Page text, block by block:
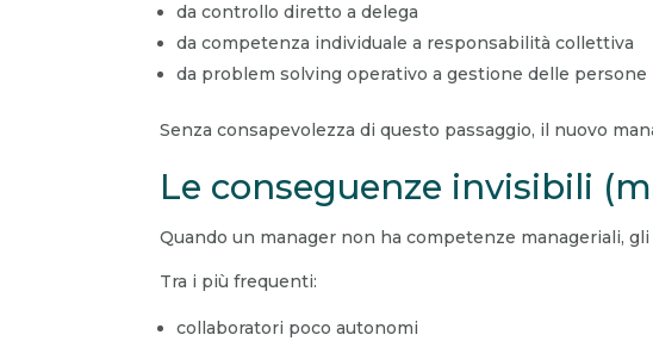
da controllo diretto a delega
da competenza individuale a responsabilità collettiva
da problem solving operativo a gestione delle persone
Senza consapevolezza di questo passaggio, il nuovo
Le conseguenze invisibili
Quando un manager non ha competenze manageriali,
Tra i più frequenti:
collaboratori poco autonomi